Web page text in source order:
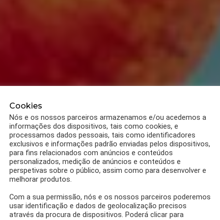
Cookies
Nós e os nossos parceiros armazenamos e/ou acedemos a
informações dos dispositivos, tais como cookies, e
processamos dados pessoais, tais como identificadores
exclusivos e informações padrão enviadas pelos dispositivos,
para fins relacionados com anúncios e conteúdos
personalizados, medição de anúncios e conteúdos e
perspetivas sobre o público, assim como para desenvolver e
melhorar produtos.
Com a sua permissão, nós e os nossos parceiros poderemos
usar identificação e dados de geolocalização precisos
através da procura de dispositivos. Poderá clicar para